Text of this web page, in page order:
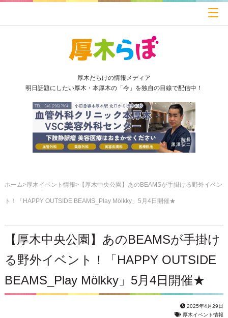
厚木だらけの情報メディア
明日話題にしたい厚木・本厚木の「今」を独自の目線で配信中！
ホーム 厚木イベント情報 【厚木中央公園】あのBEAMSが手掛ける野外イベン
ト！「HAPPY OUTSIDE BEAMS_Play Mölkky」5月4日開催★
【厚木中央公園】あのBEAMSが手掛け
る野外イベント！「HAPPY OUTSIDE
BEAMS_Play Mölkky」5月4日開催★
2025年4月29日
厚木イベント情報